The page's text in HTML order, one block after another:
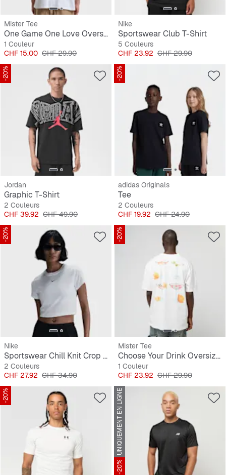
Mister Tee
One Game One Love Oversize Tee
1 Couleur
Prix
CHF 15.00 Prix original
CHF 29.90
Nike
Sportswear Club T-Shirt
5 Couleurs
Prix
CHF 23.92 Prix original
CHF 29.90
-20%
Jordan
Graphic T-Shirt
2 Couleurs
Prix
CHF 39.92 Prix original
CHF 49.90
-20%
adidas Originals
Tee
2 Couleurs
Prix
CHF 19.92 Prix original
CHF 24.90
-20%
Nike
Sportswear Chill Knit Crop Top
2 Couleurs
Prix
CHF 27.92 Prix original
CHF 34.90
-20%
Mister Tee
Choose Your Drink Oversize Tee
1 Couleur
Prix
CHF 23.92 Prix original
CHF 29.90
-20% UNIQUEMENT EN LIGNE
-20%